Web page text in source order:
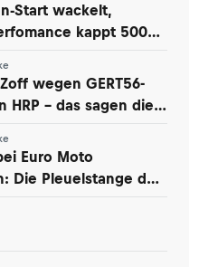
Start wackelt,
kappt 500
wegen GERT56-
HRP – das sagen die
Euro Moto
Die Pleuelstange der